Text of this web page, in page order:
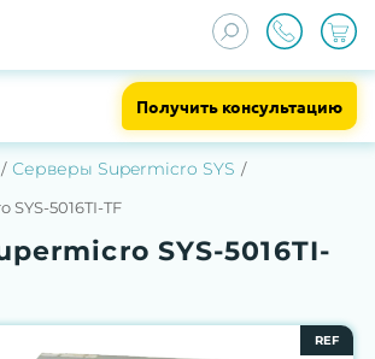
Получить консультацию
Серверы Supermicro SYS
5016TI-TF
SYS-5016TI-
REF